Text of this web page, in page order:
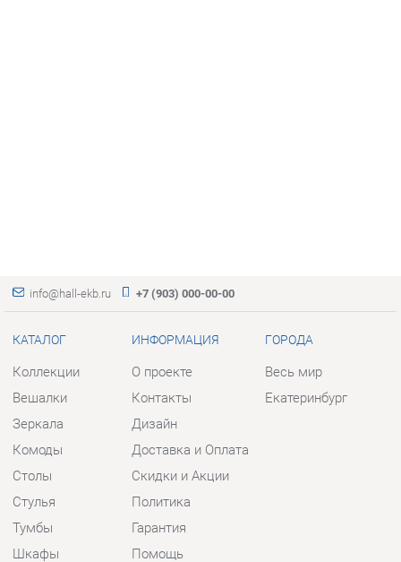
КАТАЛОГ
Зеркала
Комоды
Столы
Стулья
Тумбы
Шкафы
Комплектующие
ИНФОРМАЦИЯ
Дизайн
Доставка и Оплата
Скидки и Акции
Политика
Гарантия
Помощь